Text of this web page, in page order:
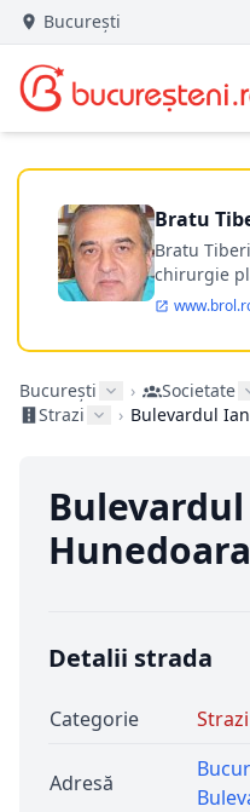
București
Bratu
doctor
Bratu
chirurgie
București › Societate
Strazi
› Bulevardul
Hunedoara
Detalii strada
Categorie Strazi
Adresă